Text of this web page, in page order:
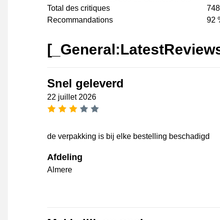
Total des critiques
Recommandations
92
Snel geleverd
22 juillet 2026
de verpakking is bij elke bestelling beschadigd
Afdeling
Almere